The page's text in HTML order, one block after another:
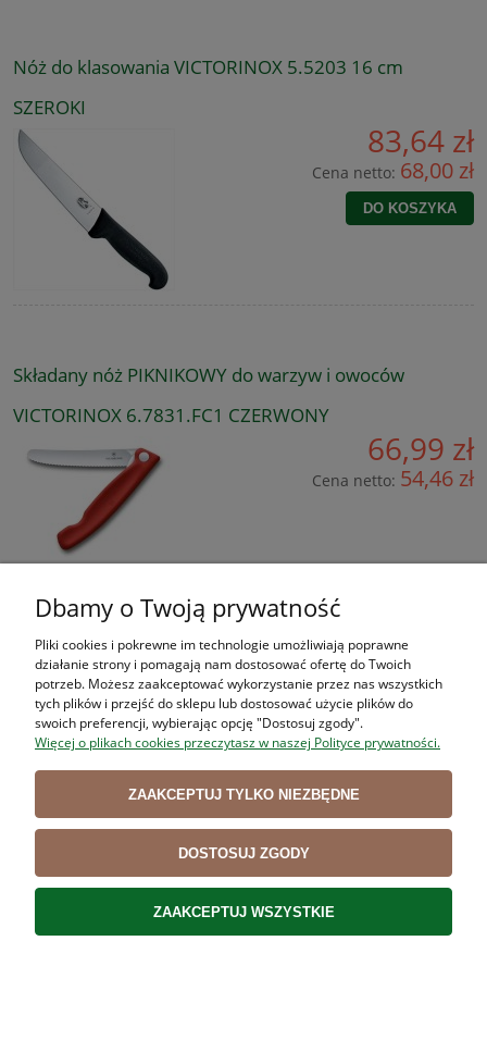
Nóż do klasowania VICTORINOX 5.5203 16 cm
SZEROKI
83,64 zł
Cena netto: 68,00 zł
DO KOSZYKA
Składany nóż PIKNIKOWY do warzyw i owoców
VICTORINOX 6.7831.FC1 CZERWONY
66,99 zł
Cena netto: 54,46 zł
Składany nóż PIKINIKOWY do warzyw i owoców
VICTORINOX 6.7836.F9B POMARAŃCZ
66,99 zł
Cena netto:54,46 zł
Dbamy o Twoją prywatność
Pliki cookies i pokrewne im technologie umożliwiają poprawne
działanie strony i pomagają nam dostosować ofertę do Twoich
potrzeb. Możesz zaakceptować wykorzystanie przez nas wszystkich
tych plików i przejść do sklepu lub dostosować użycie plików do
swoich preferencji, wybierając opcję "Dostosuj zgody".
Więcej o plikach cookies przeczytasz w naszej Polityce prywatności.
ZAAKCEPTUJ TYLKO NIEZBĘDNE
DOSTOSUJ ZGODY
ZAAKCEPTUJ WSZYSTKIE